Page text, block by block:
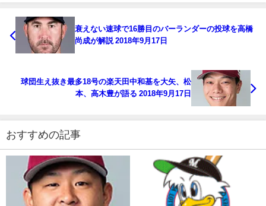
衰えない速球で16勝目のバーランダーの投球を高橋
尚成が解説 2018年9月17日
球団生え抜き最多18号の楽天田中和基を大矢、松
本、高木豊が語る 2018年9月17日
おすすめの記事